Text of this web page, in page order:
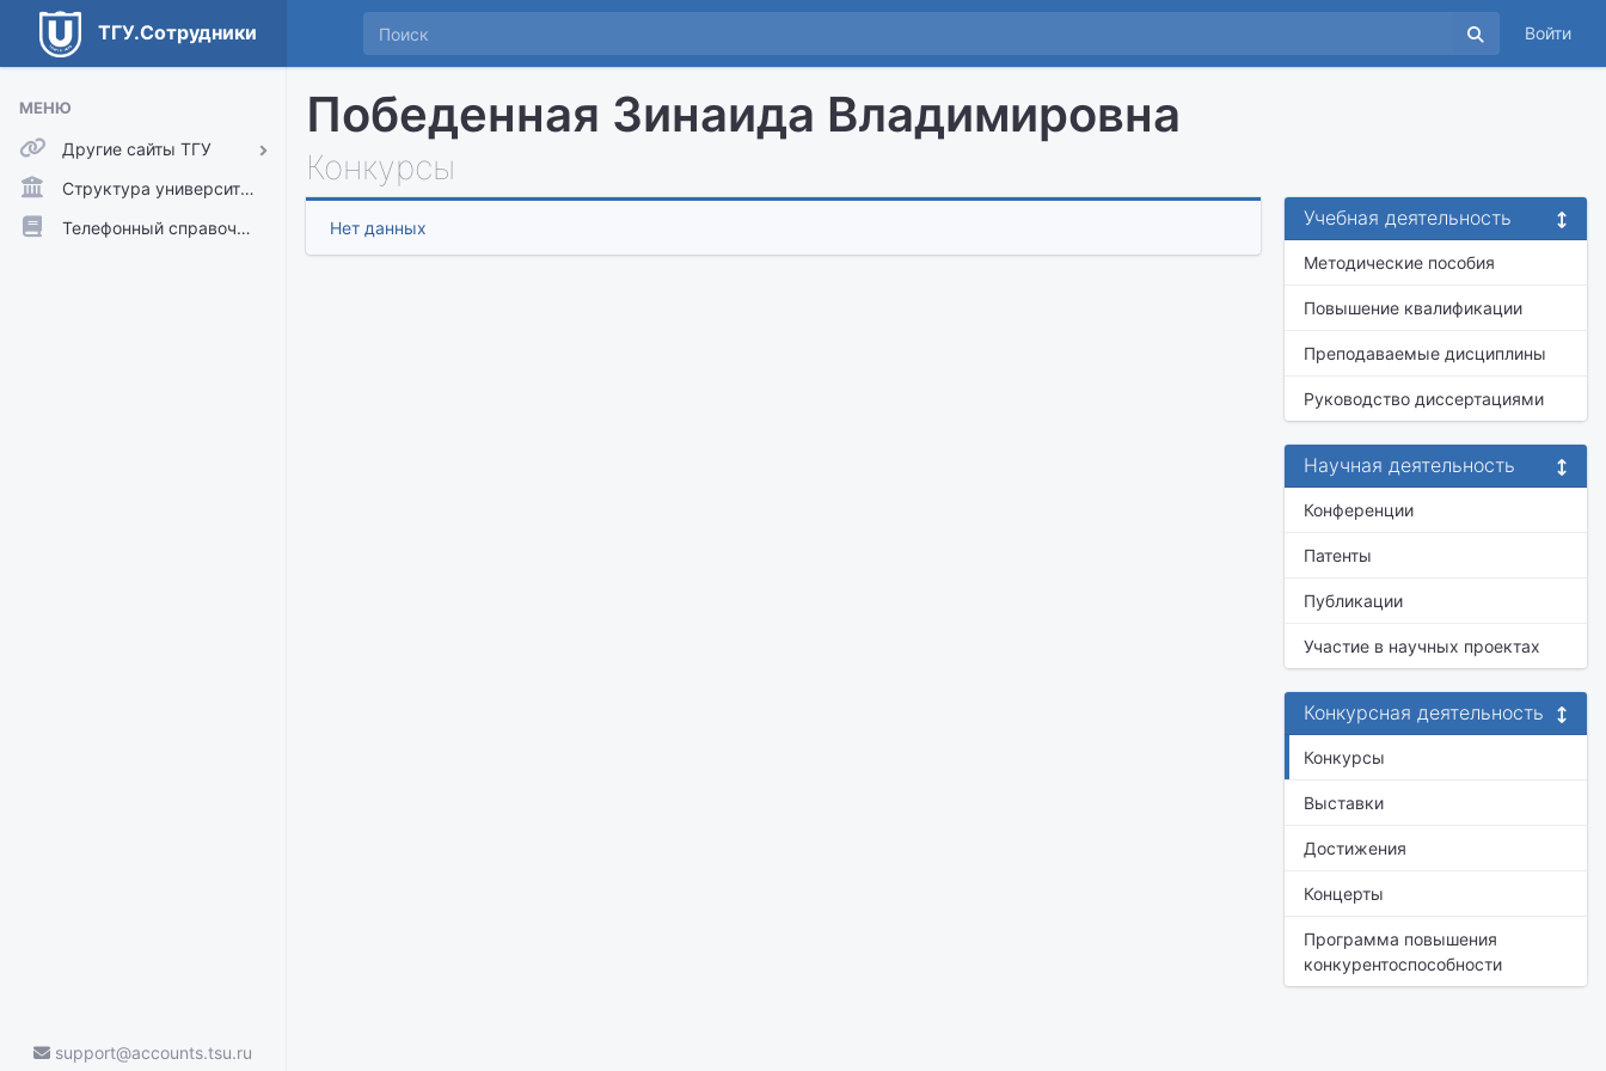
ТГУ.Сотрудники Войти
МЕНЮ
Другие сайты ТГУ
ТГУ.Аккаунты
ТГУ.Расписание
Структура университета
Телефонный справочник
support@accounts.tsu.ru
Победенная Зинаида Владимировна
Конкурсы
Нет данных Учебная деятельность
Методические пособия
Повышение квалификации
Преподаваемые дисциплины
Руководство диссертациями
Научная деятельность
Конференции
Патенты
Публикации
Участие в научных проектах
Конкурсная деятельность
Конкурсы
Выставки
Достижения
Концерты
Программа повышения
конкурентоспособности